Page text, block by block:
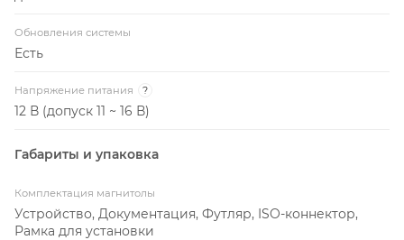
Обновления системы
Есть
Напряжение питания ?
12 В (допуск 11 ~ 16 В)
Габариты и упаковка
Комплектация магнитолы
Устройство, Документация, Футляр, ISO-коннектор,
Рамка для установки